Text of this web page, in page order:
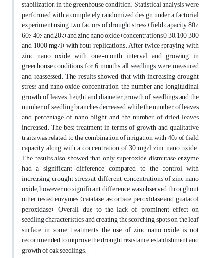
stabilization in the greenhouse condition. Statistical analysis were
performed with a completely randomized design under a factorial
experiment using two factors of drought stress (field capacity 80%,
60%, 40% and 20%) and zinc nano oxide (concentrations 0, 30, 100, 300
and 1000 mg/l) with four replications. After twice spraying with
zinc nano oxide with one-month interval and growing in
greenhouse conditions for 6 months, all seedlings were measured
and reassessed. The results showed that with increasing drought
stress and nano oxide concentration, the number and longitudinal
growth of leaves, height and diameter growth of seedlings and the
number of seedling branches decreased, while the number of leaves
and percentage of nano blight and the number of dried leaves
increased. The best treatment in terms of growth and qualitative
traits was related to the combination of irrigation with 40% of field
capacity along with a concentration of 30 mg/l zinc nano oxide.
The results also showed that only superoxide dismutase enzyme
had a significant difference compared to the control with
increasing drought stress at different concentrations of zinc nano
oxide; however no significant difference was observed throughout
other tested enzymes (catalase, ascorbate peroxidase and guaiacol
peroxidase). Overall, due to the lack of prominent effect on
seedling characteristics and creating the scorching spots on the leaf
surface in some treatments, the use of zinc nano oxide is not
recommended to improve the drought resistance, establishment and
growth of oak seedlings.